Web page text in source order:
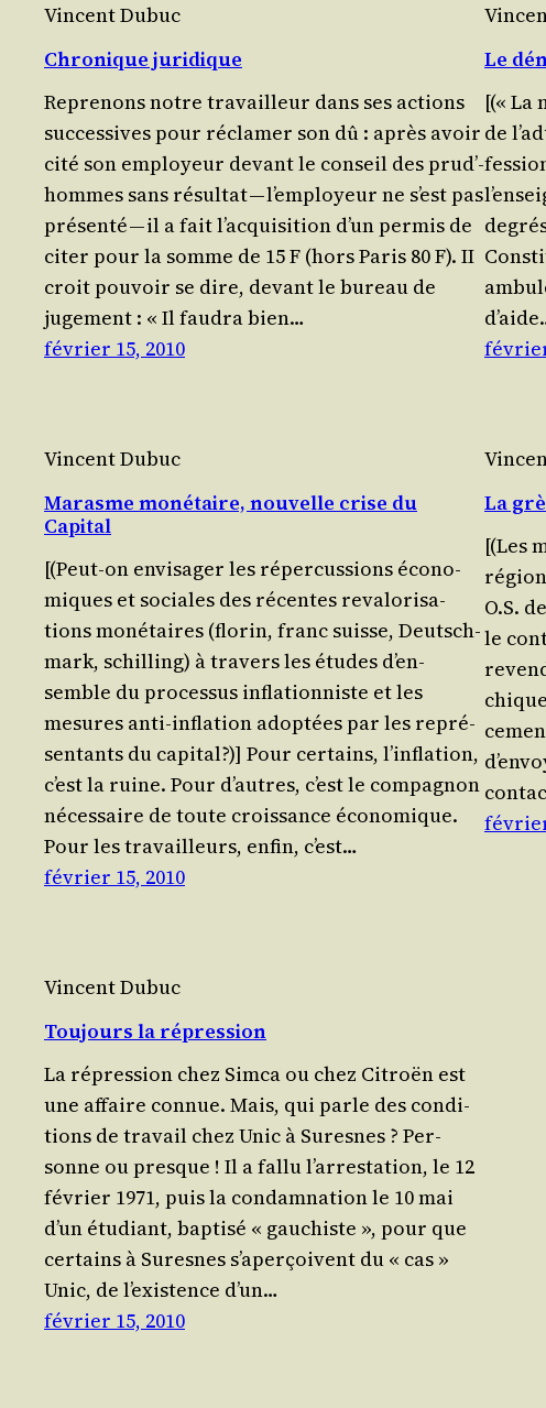
Vincent Dubuc
Chronique juridique
Repre­nons notre tra­vailleur dans ses actions
suc­ces­sives pour récla­mer son dû : après avoir
cité son employeur devant le conseil des prud’­
hommes sans résul­tat — l’employeur ne s’est pas
pré­sen­té — il a fait l’ac­qui­si­tion d’un per­mis de
citer pour la somme de 15 F (hors Paris 80 F). II
croit pou­voir se dire, devant le bureau de
juge­ment : « Il fau­dra bien…
février 15, 2010
Le
[(« La
de
Vincent Dubuc
Marasme monétaire, nouvelle crise du
Capital
[(Peut-on envi­sa­ger les réper­cus­sions éco­no­
miques et sociales des récentes reva­lo­ri­sa­
tions moné­taires (flo­rin, franc suisse, Deut­sch­
mark, schil­ling) à tra­vers les études d’en­
semble du pro­ces­sus infla­tion­niste et les
mesures anti-infla­tion adop­tées par les repré­
sen­tants du capital?)] Pour cer­tains, l’in­fla­tion,
c’est la ruine. Pour d’autres, c’est le com­pa­gnon
néces­saire de toute crois­sance éco­no­mique.
Pour les tra­vailleurs, enfin, c’est…
février 15, 2010
La
[(Les
O.S.
le
Vincent Dubuc
Toujours la répression
La répres­sion chez Sim­ca ou chez Citroën est
une affaire connue. Mais, qui parle des condi­
tions de tra­vail chez Unic à Sur­esnes ? Per­
sonne ou presque ! Il a fal­lu l’ar­res­ta­tion, le 12
février 1971, puis la condam­na­tion le 10 mai
d’un étu­diant, bap­ti­sé « gau­chiste », pour que
cer­tains à Sur­esnes s’a­per­çoivent du « cas »
Unic, de l’exis­tence d’un…
février 15, 2010